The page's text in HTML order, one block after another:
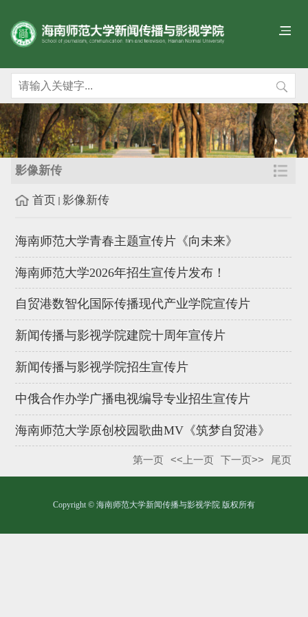
影像新传
首页 影像新传
海南师范大学青春主题宣传片《向未来》
海南师范大学2026年招生宣传片发布！
自贸港数智化国际传播现代产业学院宣传片
新闻传播与影视学院建院十周年宣传片
新闻传播与影视学院招生宣传片
中俄合作办学广播电视编导专业招生宣传片
海南师范大学原创校园歌曲MV《筑梦自贸港》
第一页 <<上一页 下一页>> 尾页
Copyright © 海南师范大学新闻传播与影视学院 版权所有